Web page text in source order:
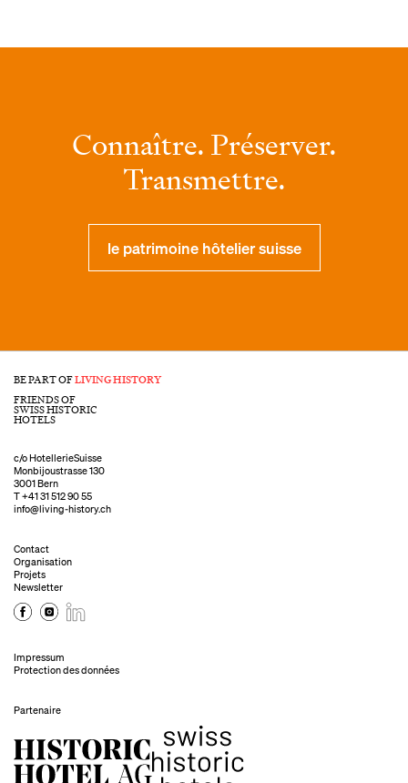
Connaître. Préserver.
Transmettre.
le patrimoine hôtelier suisse
BE PART OFLIVING HISTORY
FRIENDS OF
SWISS HISTORIC
HOTELS
Contact
Organisation
Projets
Newsletter
Impressum
Protection des données
Partenaire
c/o HotellerieSuisse
Monbijoustrasse 130
3001 Bern
T+41 31 512 90 55
info@living-history.ch